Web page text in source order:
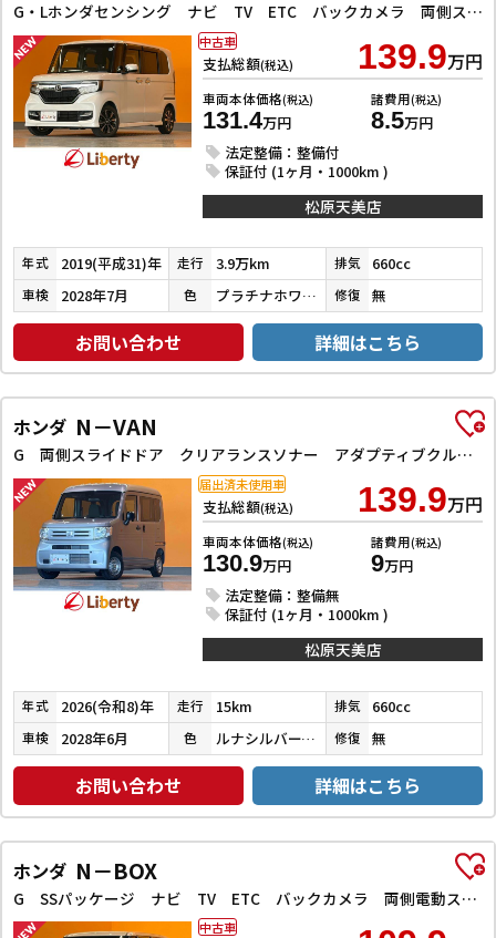
G・Lホンダセンシング ナビ TV ETC バックカメラ 両側スライド・片側電動 オートクルーズコントロール レーンアシスト 衝突被害軽減システム オートライト LEDヘッドランプ スマートキー
支払総額(税込) 139.9万円
車両本体価格(税込)
131.4万円
諸費用(税込)
8.5万円
法定整備：整備付
保証付 (1ヶ月・1000km )
中古車
松原天美店
年式 2019(平成31)年 走行 3.9万km 排気 660cc
車検 2028年7月 色 プラチナホワイトパール 修復 無
お問い合わせ 詳細はこちら
ホンダ N－VAN
G 両側スライドドア クリアランスソナー アダプティブクルーズコントロール レーンアシスト 衝突被害軽減システム アイドリングストップ CVT ESC エアコン パワーウィンドウ 運転席エアバッグ
支払総額(税込) 139.9万円
車両本体価格(税込)
130.9万円
諸費用(税込)
9万円
法定整備：整備無
保証付 (1ヶ月・1000km )
届出済未使用車
松原天美店
年式 2026(令和8)年 走行 15km 排気 660cc
車検 2028年6月 色 ルナシルバーメタリック 修復 無
お問い合わせ 詳細はこちら
ホンダ N－BOX
G SSパッケージ ナビ TV ETC バックカメラ 両側電動スライドドア オートライト スマートキー アイドリングストップ 電動格納ミラー シートヒーター ベンチシート CVT ESC CD
中古車